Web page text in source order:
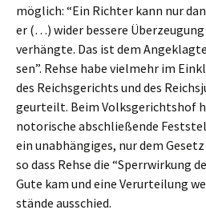
möglich: “Ein Richter kann nur
er (…) wider besse­re
verhäng­te. Das ist dem
sen”. Rehse habe vielmehr im
des Reichs­ge­richts und des
geurteilt. Beim Volks­ge­richts­hof
notori­sche abschlie­ßen­de
ein unabhän­gi­ges, nur dem
so dass Rehse die “Sperr­wir­kung
Gute kam und eine Verur­tei­lung
stän­de ausschied.